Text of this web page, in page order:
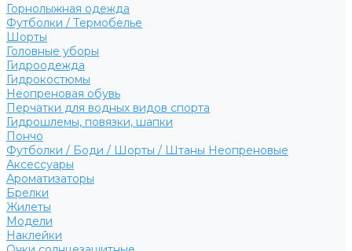
Горнолыжная одежда
Футболки / Термобелье
Шорты
Головные уборы
Гидроодежда
Гидрокостюмы
Неопреновая обувь
Перчатки для водных видов спорта
Гидрошлемы, повязки, шапки
Пончо
Футболки / Боди / Шорты / Штаны Неопреновые
Аксессуары
Ароматизаторы
Брелки
Жилеты
Модели
Наклейки